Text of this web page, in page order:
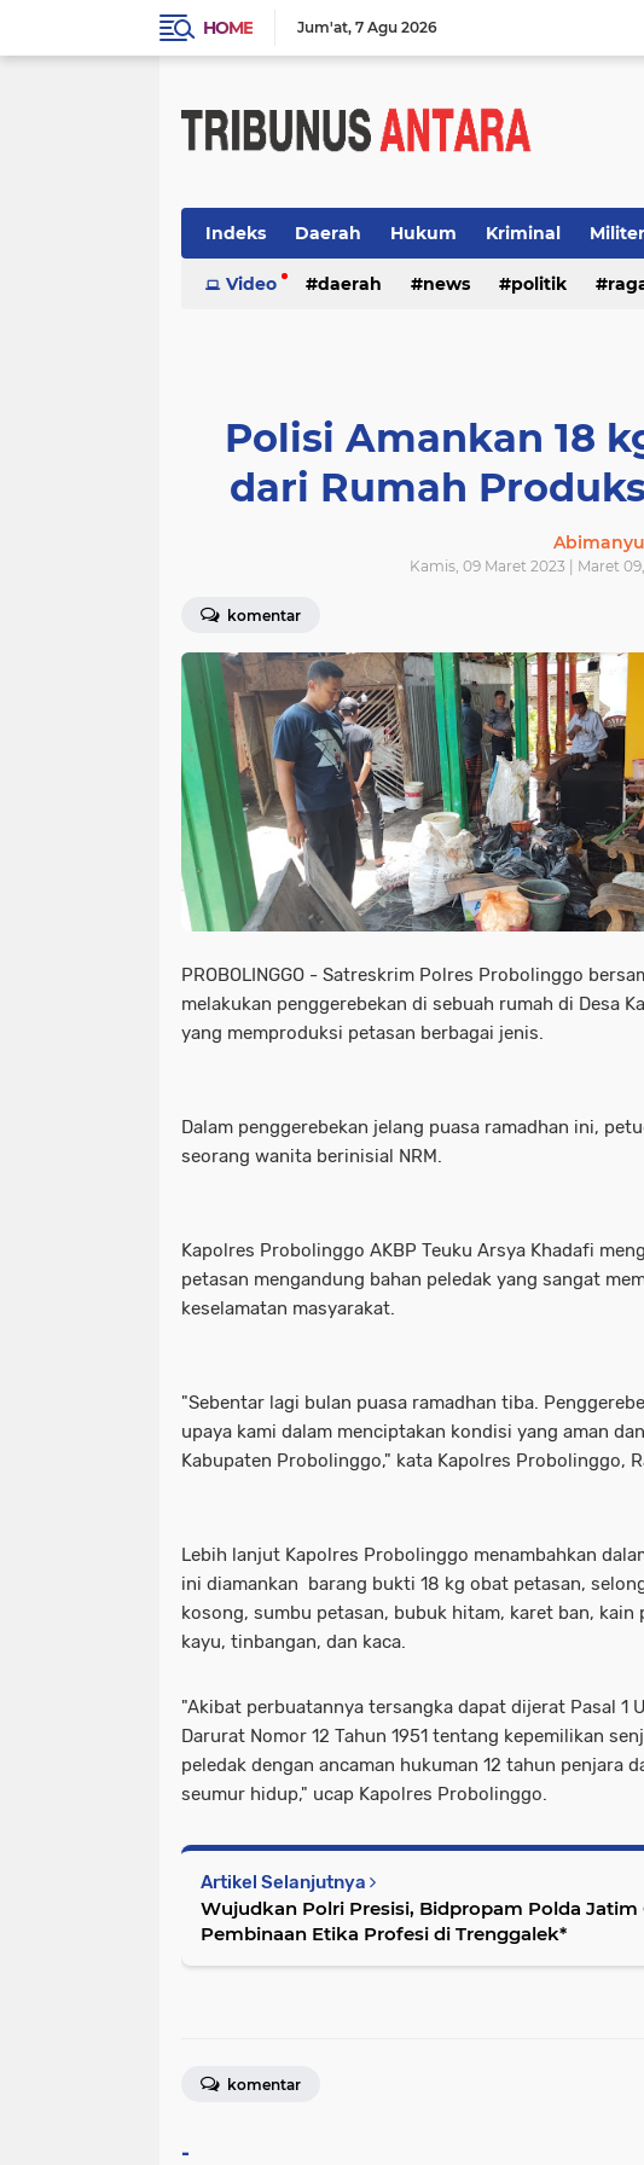
HOME Jum'at 7 Agu 2026
Indeks Daerah Hukum Kriminal Militer
Video daerah news politik
Polisi Amankan 18
dari Rumah
Abimanyu
Kamis, 09 Maret 2023 | Maret
komentar
PROBOLINGGO - Satreskrim Polres Probolinggo
melakukan penggerebekan di sebuah rumah di Desa
yang memproduksi petasan berbagai jenis.
Dalam penggerebekan jelang puasa ramadhan ini,
seorang wanita berinisial NRM.
Kapolres Probolinggo AKBP Teuku Arsya Khadafi
petasan mengandung bahan peledak yang sangat
keselamatan masyarakat.
"Sebentar lagi bulan puasa ramadhan tiba.
upaya kami dalam menciptakan kondisi yang aman
Kabupaten Probolinggo," kata Kapolres Probolinggo,
Lebih lanjut Kapolres Probolinggo menambahkan
ini diamankan barang bukti 18 kg obat petasan,
kosong, sumbu petasan, bubuk hitam, karet ban, kain
kayu, tinbangan, dan kaca.
"Akibat perbuatannya tersangka dapat dijerat Pasal 1
Darurat Nomor 12 Tahun 1951 tentang kepemilikan
peledak dengan ancaman hukuman 12 tahun penjara
seumur hidup," ucap Kapolres Probolinggo.
Artikel Selanjutnya
Wujudkan Polri Presisi, Bidpropam Polda Jatim
Pembinaan Etika Profesi di Trenggalek*
komentar
-